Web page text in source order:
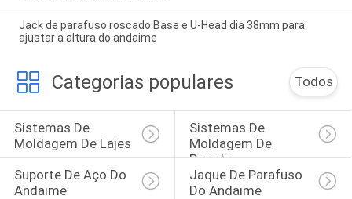
Jack de parafuso roscado Base e U-Head dia 38mm para
ajustar a altura do andaime
Categorias populares Todos
Sistemas De
Moldagem De Lajes
Sistemas De
Moldagem De
Parede
Suporte De Aço Do
Andaime
Jaque De Parafuso
Do Andaime